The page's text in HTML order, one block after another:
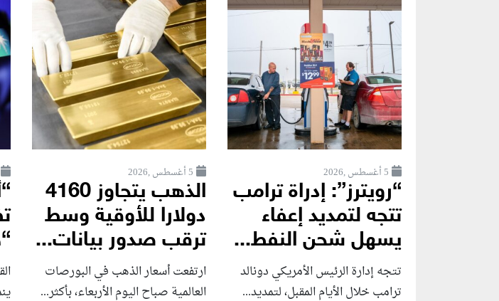
5 أغسطس ,2026
“رويترز”: إدراة ترامب
تتجه لتمديد إعفاء
يسهل شحن النفط...
تتجه إدارة الرئيس الأمريكي دونالد
ترامب خلال الأيام المقبل، لتمديد...
5 أغسطس ,2026
الذهب يتجاوز 4160
دولارا للأوقية وسط
ترقب صدور بيانات...
ارتفعت أسعار الذهب في البورصات
العالمية صباح اليوم الأربعاء، بأكثر...